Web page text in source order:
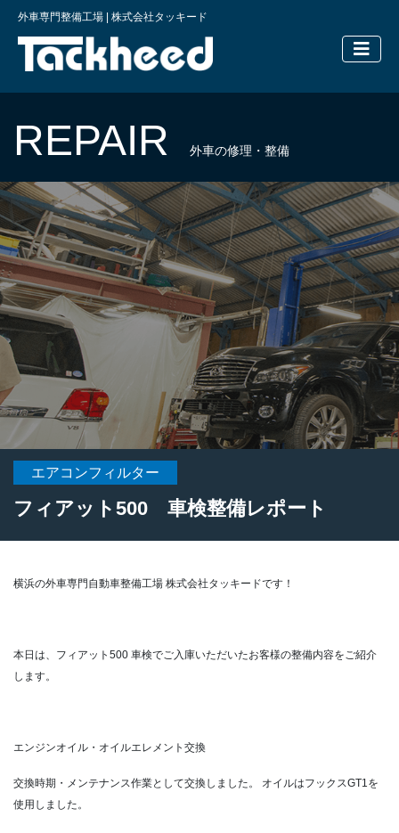
外車専門整備工場 | 株式会社タッキード
横浜の外
REPAIR 外車の修理・整備
エアコンフィルター
フィアット500 車検整備レポート
横浜の外車専門自動車整備工場 株式会社タッキードです！
本日は、フィアット500 車検でご入庫いただいたお客様の整備内容をご紹介
します。
エンジンオイル・オイルエレメント交換
交換時期・メンテナンス作業として交換しました。
オイルはフックスGT1を
使用しました。